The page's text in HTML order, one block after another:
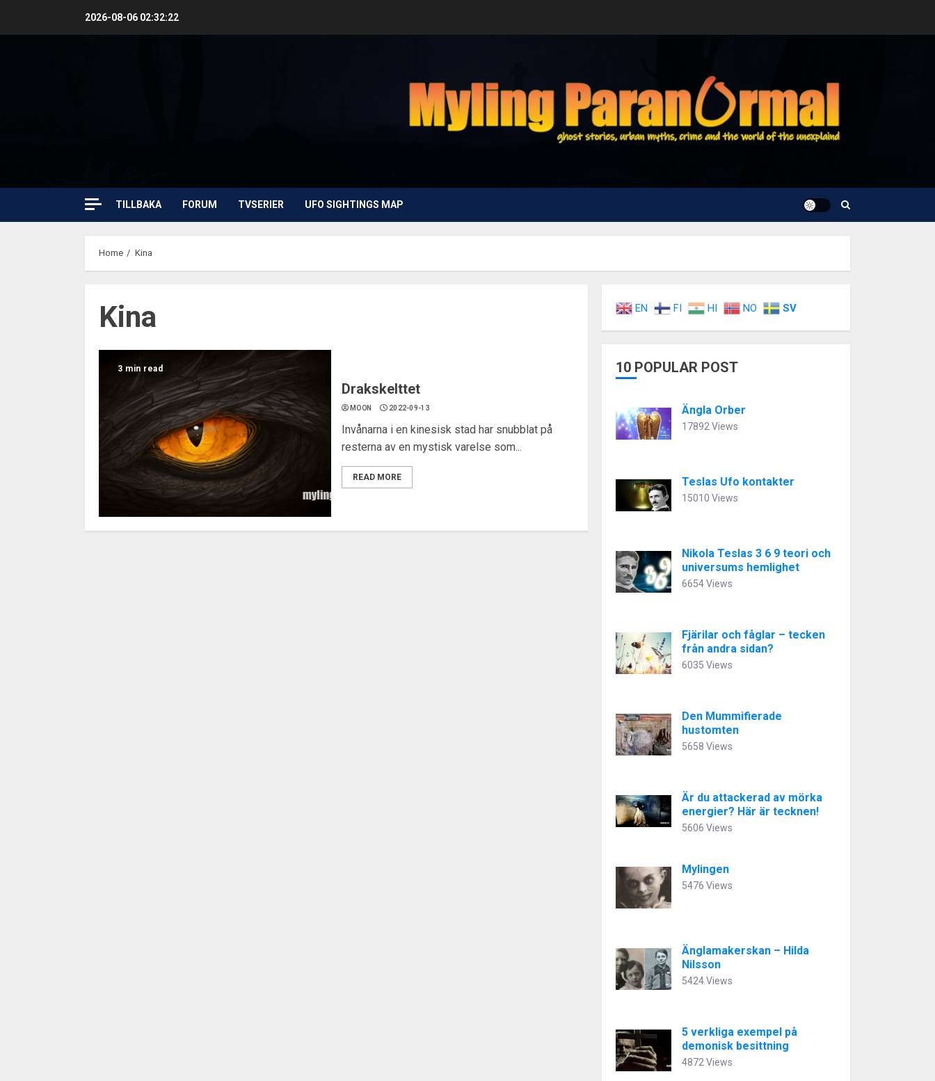
2026-08-06 02:32:22
TILLBAKA FORUM TVSERIER UFO SIGHTINGS MAP
Home Kina
Kina
3 min read
Drakskelttet
MOON 2022-09-13
Invånarna i en kinesisk stad har snubblat på
resterna av en mystisk varelse som...
READ MORE
EN FI HI NO SV
10 POPULAR POST
Ängla Orber
17892 Views
Teslas Ufo kontakter
15010 Views
Nikola Teslas 3 6 9 teori och
universums hemlighet
6654 Views
Fjärilar och fåglar – tecken
från andra sidan?
6035 Views
Den Mummifierade
hustomten
5658 Views
Är du attackerad av mörka
energier? Här är tecknen!
5606 Views
Mylingen
5476 Views
Änglamakerskan – Hilda
Nilsson
5424 Views
5 verkliga exempel på
demonisk besittning
4872 Views